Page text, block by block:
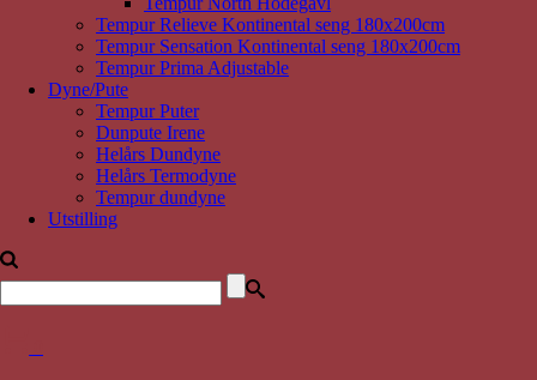
Tempur Relieve Kontinental seng 180x200cm
Tempur Sensation Kontinental seng 180x200cm
Tempur Prima Adjustable
Dyne/Pute
Tempur Puter
Dunpute Irene
Helårs Dundyne
Helårs Termodyne
Tempur dundyne
Utstilling